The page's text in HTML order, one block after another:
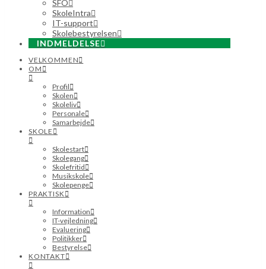
SFO
SkoleIntra
IT-support
Skolebestyrelsen
INDMELDELSE
VELKOMMEN
OM
Profil
Skolen
Skoleliv
Personale
Samarbejde
SKOLE
Skolestart
Skolegang
Skolefritid
Musikskole
Skolepenge
PRAKTISK
Information
IT-vejledning
Evaluering
Politikker
Bestyrelse
KONTAKT